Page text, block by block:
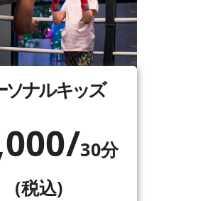
ソナルキッズ
30分
(税込)